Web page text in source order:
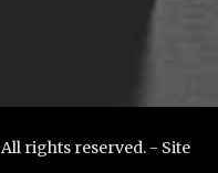
All rights reserved. - Site